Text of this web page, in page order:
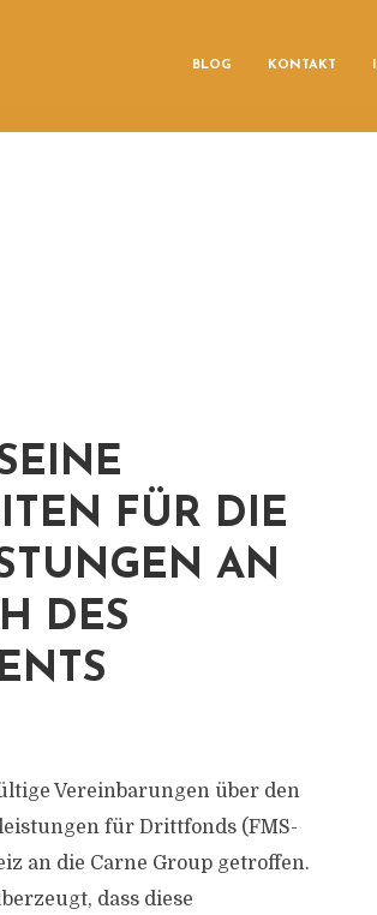
BLOG KONTAKT
FÜR DIE
AN
DES
Vereinbarungen über den
für Drittfonds (FMS-
an die Carne Group getroffen.
dass diese